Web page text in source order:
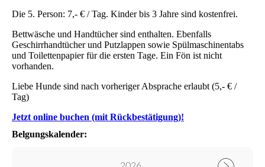
Die 5. Person: 7,- € / Tag. Kinder bis 3 Jahre sind kostenfrei.
Bettwäsche und Handtücher sind enthalten. Ebenfalls
Geschirrhandtücher und Putzlappen sowie Spülmaschinentabs
und Toilettenpapier für die ersten Tage. Ein Fön ist nicht
vorhanden.
Liebe Hunde sind nach vorheriger Absprache erlaubt (5,- € /
Tag)
Jetzt online buchen (mit Rückbestätigung)!
Belgungskalender: